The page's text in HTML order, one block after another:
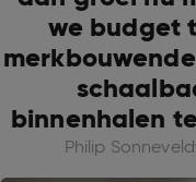
we budget
binnenhalen
Philip